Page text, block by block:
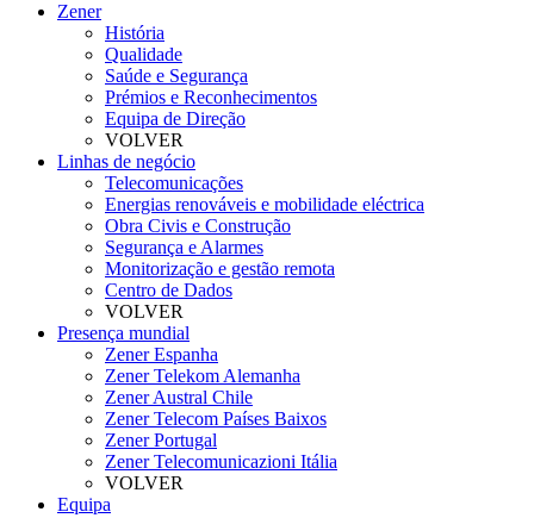
Zener
História
Qualidade
Saúde e Segurança
Prémios e Reconhecimentos
Equipa de Direção
VOLVER
Linhas de negócio
Telecomunicações
Energias renováveis e mobilidade eléctrica
Obra Civis e Construção
Segurança e Alarmes
Monitorização e gestão remota
Centro de Dados
VOLVER
Presença mundial
Zener Espanha
Zener Telekom Alemanha
Zener Austral Chile
Zener Telecom Países Baixos
Zener Portugal
Zener Telecomunicazioni Itália
VOLVER
Equipa